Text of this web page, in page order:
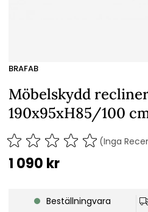
BRAFAB
Möbelskydd
190x95xH85/100
(Inga
1 090 kr
Beställningvara